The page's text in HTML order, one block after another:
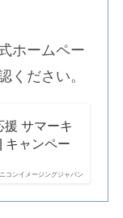
ホームペー
ください。
ニコンイメージングジャパン
援 サマーキ
キャンペー